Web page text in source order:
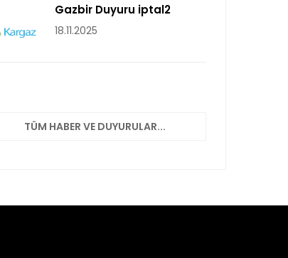
Gazbir Duyuru iptal2
18.11.2025
TÜM HABER VE DUYURULAR...